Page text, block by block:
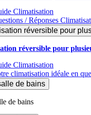
Climatisation
/ Réponses
réversible pour
réversible pour
Climatisation
climatisation idéale en
de bains
de bains